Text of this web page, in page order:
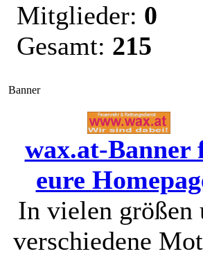
Mitglieder: 0
Gesamt: 215
Banner
wax.at-Banner
eure
In vielen größen
verschiedene